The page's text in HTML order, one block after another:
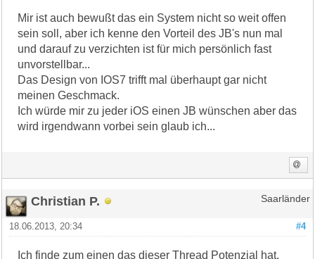
Mir ist auch bewußt das ein System nicht so weit offen
sein soll, aber ich kenne den Vorteil des JB's nun mal
und darauf zu verzichten ist für mich persönlich fast
unvorstellbar...
Das Design von IOS7 trifft mal überhaupt gar nicht
meinen Geschmack.
Ich würde mir zu jeder iOS einen JB wünschen aber das
wird irgendwann vorbei sein glaub ich...
Christian P. Saarländer
#4
18.06.2013, 20:34
Ich finde zum einen das dieser Thread Potenzial hat,